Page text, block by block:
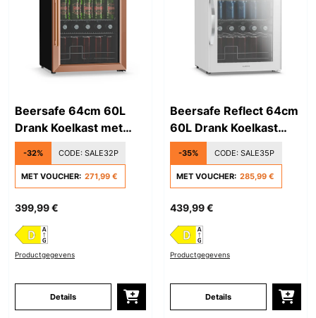
Beersafe 64cm 60L
Drank Koelkast met
Glazen Deur Koper
-32% CODE: SALE32P
MET VOUCHER: 271,99 €
399,99 €
Productgegevens
Details
Beersafe Reflect 64cm
60L Drank Koelkast
met Glazen Deur Wit
-35% CODE: SALE35P
MET VOUCHER: 285,99 €
439,99 €
Productgegevens
Details